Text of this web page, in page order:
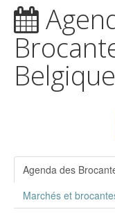
Belgique
Agenda des
Marchés et